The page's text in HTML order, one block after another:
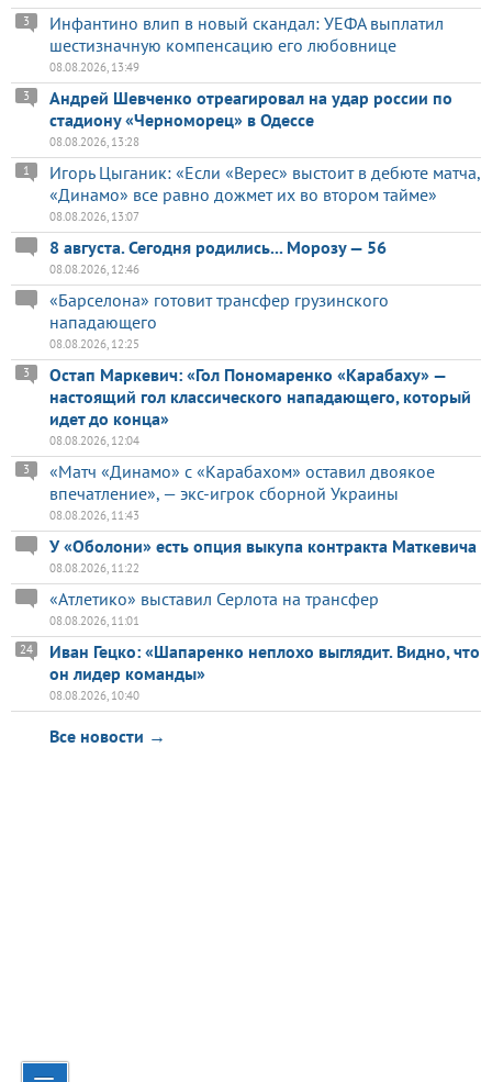
Инфантино влип в новый скандал: УЕФА выплатил
шестизначную компенсацию его любовнице
3
08.08.2026, 13:49
Андрей Шевченко отреагировал на удар россии по
стадиону «Черноморец» в Одессе
3
08.08.2026, 13:28
Игорь Цыганик: «Если «Верес» выстоит в дебюте матча,
«Динамо» все равно дожмет их во втором тайме»
1
08.08.2026, 13:07
8 августа. Сегодня родились... Морозу — 56
08.08.2026, 12:46
«Барселона» готовит трансфер грузинского
нападающего
08.08.2026, 12:25
Остап Маркевич: «Гол Пономаренко «Карабаху» —
настоящий гол классического нападающего, который
идет до конца»
3
08.08.2026, 12:04
«Матч «Динамо» с «Карабахом» оставил двоякое
впечатление», — экс-игрок сборной Украины
3
08.08.2026, 11:43
У «Оболони» есть опция выкупа контракта Маткевича
08.08.2026, 11:22
«Атлетико» выставил Серлота на трансфер
08.08.2026, 11:01
Иван Гецко: «Шапаренко неплохо выглядит. Видно, что
он лидер команды»
24
08.08.2026, 10:40
Все новости →